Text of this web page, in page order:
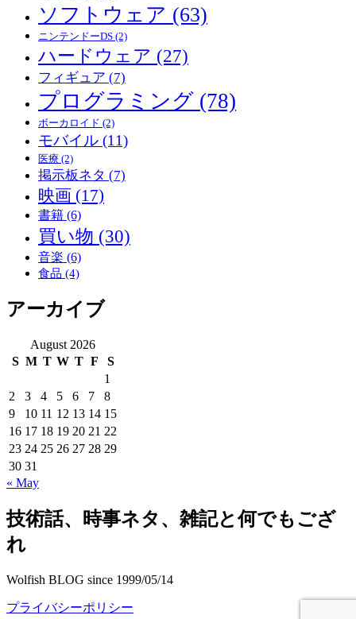
ソフトウェア (63)
ニンテンドーDS (2)
ハードウェア (27)
フィギュア (7)
プログラミング (78)
ボーカロイド (2)
モバイル (11)
医療 (2)
掲示板ネタ (7)
映画 (17)
書籍 (6)
買い物 (30)
音楽 (6)
食品 (4)
アーカイブ
August 2026
S M T W T F
S
1
2
3 4 5 6 7
8
9
10 11 12 13 14 15
16 17 18 19 20 21 22
23 24 25 26 27 28 29
30 31
« May
技術話、時事ネタ、雑記と何でもござ
れ
Wolfish BLOG since 1999/05/14
プライバシーポリシー